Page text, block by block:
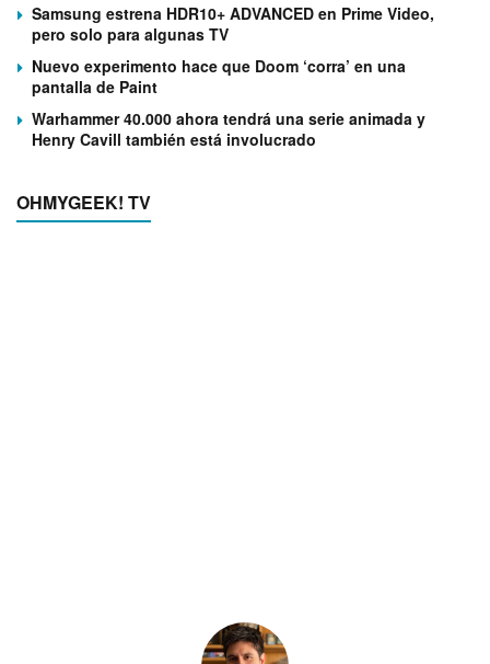
Samsung estrena HDR10+ ADVANCED en Prime Video,
pero solo para algunas TV
Nuevo experimento hace que Doom ‘corra’ en una
pantalla de Paint
Warhammer 40.000 ahora tendrá una serie animada y
Henry Cavill también está involucrado
OHMYGEEK! TV